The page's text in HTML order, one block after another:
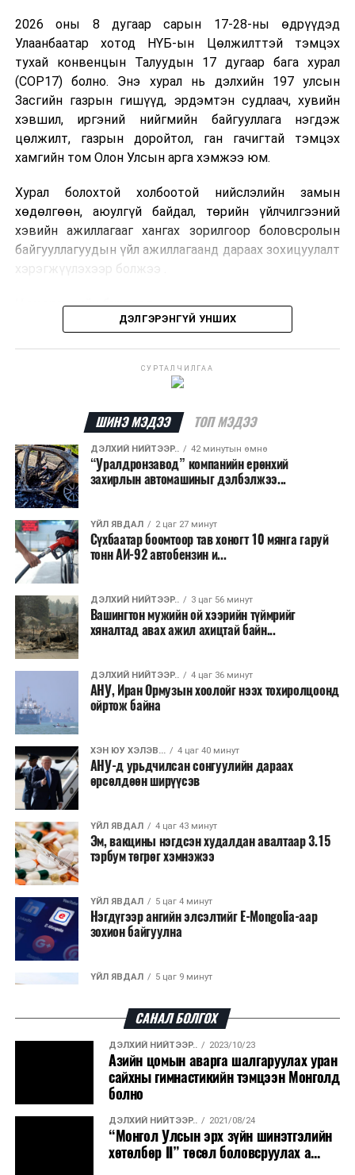
2026 оны 8 дугаар сарын 17-28-ны өдрүүдэд
Улаанбаатар хотод НҮБ-ын Цөлжилттэй тэмцэх
тухай конвенцын Талуудын 17 дугаар бага хурал
(COP17) болно. Энэ хурал нь дэлхийн 197 улсын
Засгийн газрын гишүүд, эрдэмтэн судлаач, хувийн
хэвшил, иргэний нийгмийн байгууллага нэгдэж
цөлжилт, газрын доройтол, ган гачигтай тэмцэх
хамгийн том Олон Улсын арга хэмжээ юм.
Хурал болохтой холбоотой нийслэлийн замын
хөдөлгөөн, аюулгүй байдал, төрийн үйлчилгээний
хэвийн ажиллагааг хангах зорилгоор боловсролын
байгууллагуудын үйл ажиллагаанд дараах зохицуулалт
хэрэгжүүлэхээр болжээ .
Цэцэрлэгийн бүртгэл
E-Mongolia системээр бүртгэнэ.
Нэгдүгээр ангийн элсэлт
2026 оны 8 дугаар сарын 17–28-ны өдрүүдэд
E-Mongolia системээр бүртгэнэ.
Энэ хугацаанд хүүхэд бүртгэх дэмжлэгийн баг
сургуулиуд дээр ажиллахгүй.
Их, дээд сургуулийн хичээл
2026 оны 9 дүгээр сарын 1-нээс цахимаар
эхэлнэ.
2026 оны 9 дүгээр сарын 14-нөөс танхимаар
үргэлжилнэ.
Оюутны дотуур байр
2026 оны 9 дүгээр сарын 13-наас оюутнуудыг
дотуур байранд оруулж эхэлнэ.
Сургууль, цэцэрлэгийн үйл ажиллагааны
зохицуулалт
2026 оны 8 дугаар сарын 17–28-ны өдрүүдэд
нийслэлийн бүх сургууль, цэцэрлэгт ажлын
байранд элсэлт, бүртгэл болон бусад аливаа
арга хэмжээ зохион байгуулахгүй болно.
ДЭЛГЭРЭНГҮЙ УНШИХ
СУРТАЛЧИЛГАА
ШИНЭ МЭДЭЭ ТОП МЭДЭЭ
ДЭЛХИЙ НИЙТЭЭР.. 42 минутын өмнө
“Уралдронзавод” компанийн ерөнхий
захирлын автомашиныг дэлбэлжээ...
ҮЙЛ ЯВДАЛ 2 цаг 27 минут
Сүхбаатар боомтоор тав хоногт 10 мянга гаруй
тонн АИ-92 автобензин и...
ДЭЛХИЙ НИЙТЭЭР.. 3 цаг 56 минут
Вашингтон мужийн ой хээрийн түймрийг
хяналтад авах ажил ахицтай байн...
ДЭЛХИЙ НИЙТЭЭР.. 4 цаг 36 минут
АНУ, Иран Ормузын хоолойг нээх тохиролцоонд
ойртож байна
ХЭН ЮУ ХЭЛЭВ... 4 цаг 40 минут
АНУ-д урьдчилсан сонгуулийн дараах
өрсөлдөөн ширүүсэв
ҮЙЛ ЯВДАЛ 4 цаг 43 минут
Эм, вакцины нэгдсэн худалдан авалтаар 3.15
тэрбум төгрөг хэмнэжээ
ҮЙЛ ЯВДАЛ 5 цаг 4 минут
Нэгдүгээр ангийн элсэлтийг E-Mongolia-аар
зохион байгуулна
ҮЙЛ ЯВДАЛ 5 цаг 9 минут
талаас илүү хувь нь 13-аас...
ҮЙЛ ЯВДАЛ
Засгийн газар энэ оныг дуустал санхүүгийн
хэмнэлтийн горимд шилжинэ
ХЭН ЮУ ХЭЛЭВ...
Шатахууны импортын гаалийн албан татварыг
2027 оны хоёрдугаар сарын ...
САНАЛ БОЛГОХ
ДЭЛХИЙ НИЙТЭЭР.. 2023/10/23
Азийн цомын аварга шалгаруулах уран
сайхны гимнастикийн тэмцээн Монголд
болно
ДЭЛХИЙ НИЙТЭЭР.. 2021/08/24
“Монгол Улсын эрх зүйн шинэтгэлийн
хөтөлбөр II” төсөл боловсруулах а...